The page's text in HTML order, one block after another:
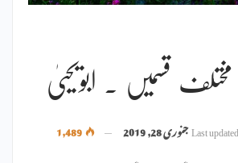
قسمیں ۔ ابویحییٰ
Last updatedجنوری 28, 2019